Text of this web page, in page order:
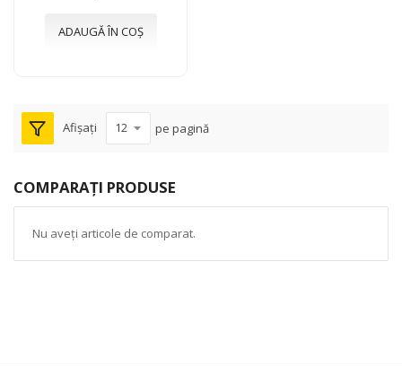
ADAUGĂ ÎN COȘ
Afișați pe pagină
COMPARAȚI PRODUSE
Nu aveți articole de comparat.